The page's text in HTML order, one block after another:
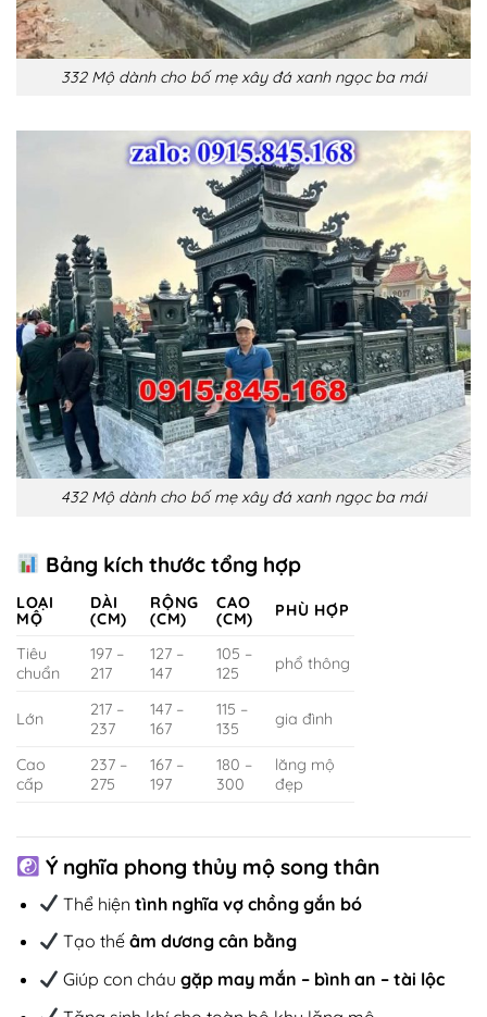
332 Mộ dành cho bố mẹ xây đá xanh ngọc ba mái
432 Mộ dành cho bố mẹ xây đá xanh ngọc ba mái
Bảng kích thước tổng hợp
LOẠI
MỘ
DÀI
(CM)
RỘNG
(CM)
CAO
(CM)
PHÙ HỢP
Tiêu
chuẩn
197 –
217
127 –
147
105 –
125
phổ thông
Lớn
217 –
237
147 –
167
115 –
135
gia đình
Cao
cấp
237 –
275
167 –
197
180 –
300
lăng mộ
đẹp
Ý nghĩa phong thủy mộ song thân
Thể hiệntình nghĩa vợ chồng gắn bó
Tạo thếâm dương cân bằng
Giúp con cháugặp may mắn – bình an – tài lộc